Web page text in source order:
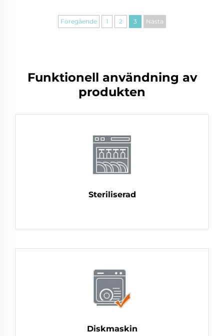
Föregående 1 2 3 Nästa
Funktionell användning av
produkten
Steriliserad
Diskmaskin